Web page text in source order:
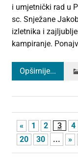
i umjetnički rad u
sc. Snježane
izletnika i
kampiranje.
Opširnije...
« 1 2 3 4
20
30 ... »